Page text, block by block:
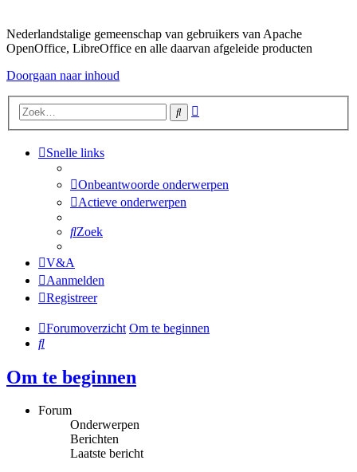
Nederlandstalige gemeenschap van gebruikers van Apache
OpenOffice, LibreOffice en alle daarvan afgeleide producten
Doorgaan naar inhoud
Zoek
Snelle links
Onbeantwoorde onderwerpen
Actieve onderwerpen
Zoek
V&A
Aanmelden
Registreer
Forumoverzicht Om te beginnen
Zoek
Om te beginnen
Forum
Onderwerpen
Berichten
Laatste bericht